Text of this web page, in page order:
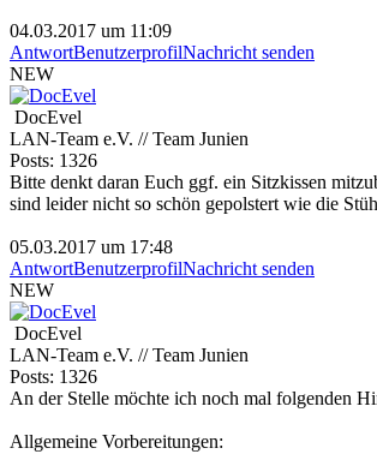
04.03.2017 um 11:09
AntwortBenutzerprofilNachricht senden
NEW
DocEvel
LAN-Team e.V. // Team Junien
Posts: 1326
Bitte denkt daran Euch ggf. ein Sitzkissen
sind leider nicht so schön gepolstert wie die
05.03.2017 um 17:48
AntwortBenutzerprofilNachricht senden
NEW
DocEvel
LAN-Team e.V. // Team Junien
Posts: 1326
An der Stelle möchte ich noch mal folgenden
Allgemeine Vorbereitungen: